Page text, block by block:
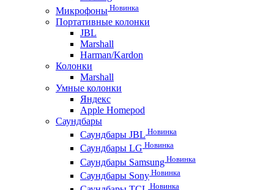
Микрофоны Новинка
Портативные колонки
JBL
Marshall
Harman/Kardon
Колонки
Marshall
Умные колонки
Яндекс
Apple Homepod
Саундбары
Саундбары JBL Новинка
Саундбары LG Новинка
Саундбары Samsung Новинка
Саундбары Sony Новинка
Новинка